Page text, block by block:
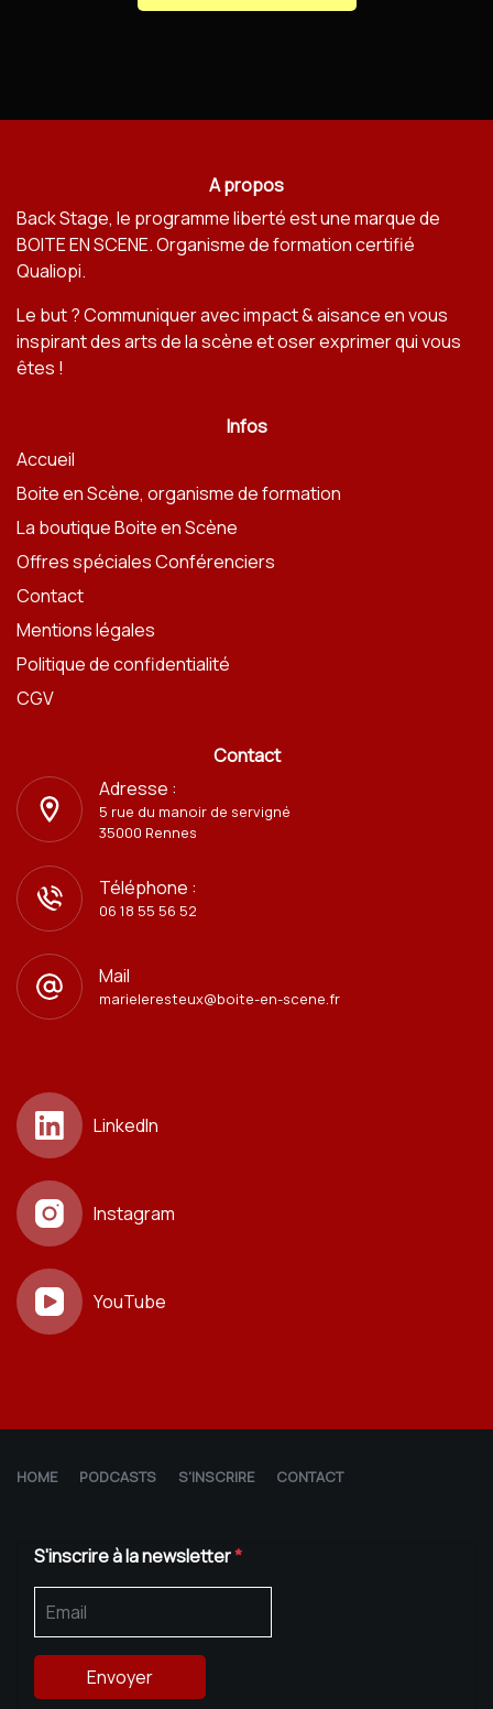
A propos
Back Stage, le programme liberté est une marque de
BOITE EN SCENE. Organisme de formation certifié
Qualiopi.
Le but ? Communiquer avec impact & aisance en vous
inspirant des arts de la scène et oser exprimer qui vous
êtes !
Infos
Accueil
Boite en Scène, organisme de formation
La boutique Boite en Scène
Offres spéciales Conférenciers
Contact
Mentions légales
Politique de confidentialité
CGV
Contact
Adresse :
5 rue du manoir de servigné
35000 Rennes
Téléphone :
06 18 55 56 52
Mail
marieleresteux@boite-en-scene.fr
LinkedIn
Instagram
YouTube
HOME PODCASTS S'INSCRIRE CONTACT
S'inscrire à la newsletter*